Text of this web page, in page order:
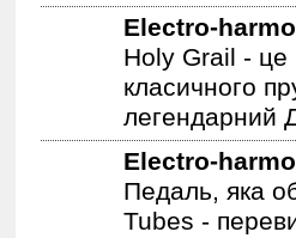
Electro-
Holy Grail - це
класичного
легендарний
Electro-
Педаль, яка
Tubes -